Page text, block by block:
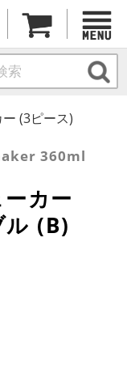
(3ピース)
360ml
カー
(B)